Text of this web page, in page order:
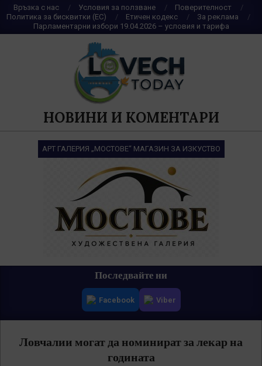
Skip
to
content
Връзка с нас Условия за ползване
Поверителност
Политика за бисквитки (ЕС)
Етичен кодекс
За реклама
Парламентарни избори 19.04.2026 – условия и тарифа
НОВИНИ И КОМЕНТАРИ
АРТ ГАЛЕРИЯ „МОСТОВЕ“ МАГАЗИН ЗА ИЗКУСТВО
Последвайте ни
Facebook Viber
Ловчалии могат да номинират за лекар на
годината